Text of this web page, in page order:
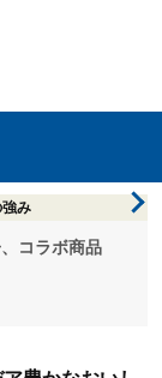
み
コラボ商品